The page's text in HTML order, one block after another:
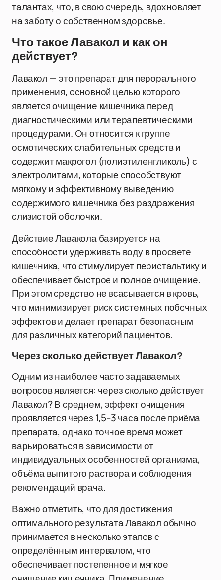
талантах, что, в свою очередь, вдохновляет
на заботу о собственном здоровье.
Что такое Лавакол и как он
действует?
Лавакол — это препарат для перорального
применения, основной целью которого
является очищение кишечника перед
диагностическими или терапевтическими
процедурами. Он относится к группе
осмотических слабительных средств и
содержит макрогол (полиэтиленгликоль) с
электролитами, которые способствуют
мягкому и эффективному выведению
содержимого кишечника без раздражения
слизистой оболочки.
Действие Лавакола базируется на
способности удерживать воду в просвете
кишечника, что стимулирует перистальтику и
обеспечивает быстрое и полное очищение.
При этом средство не всасывается в кровь,
что минимизирует риск системных побочных
эффектов и делает препарат безопасным
для различных категорий пациентов.
Через сколько действует Лавакол?
Одним из наиболее часто задаваемых
вопросов является: через сколько действует
Лавакол? В среднем, эффект очищения
проявляется через 1,5–3 часа после приёма
препарата, однако точное время может
варьироваться в зависимости от
индивидуальных особенностей организма,
объёма выпитого раствора и соблюдения
рекомендаций врача.
Важно отметить, что для достижения
оптимального результата Лавакол обычно
принимается в несколько этапов с
определённым интервалом, что
обеспечивает постепенное и мягкое